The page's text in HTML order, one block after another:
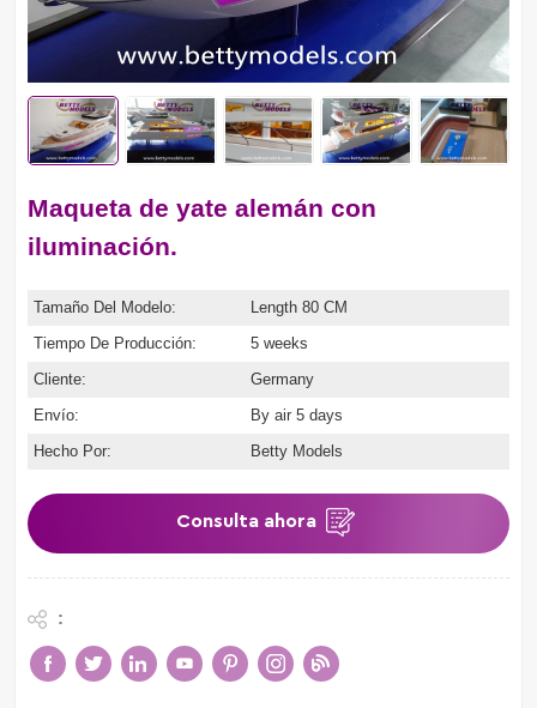
Maqueta de yate alemán con
iluminación.
Tamaño Del Modelo:
Length 80 CM
Tiempo De Producción:
5 weeks
Cliente:
Germany
Envío:
By air 5 days
Hecho Por:
Betty Models
Consulta ahora
: